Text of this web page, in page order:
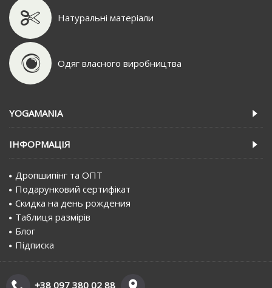
Натуральні матеріали
Одяг власного виробництва
YOGAMANIA
IНФОРМАЦIЯ
Дропшипінг та ОПТ
Подарунковий сертифiкат
Скидка на день рождения
Таблиця размірів
Блог
Пiдписка
+38 097 380 02 88